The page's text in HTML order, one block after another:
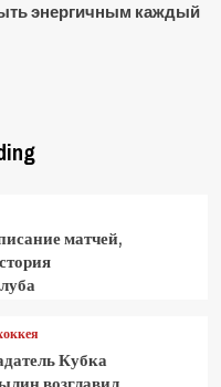
энергичным каждый
матчей,
Кубка